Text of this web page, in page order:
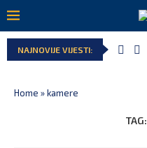
NAJNOVIJE VIJESTI:
Home »kamere
TAG: